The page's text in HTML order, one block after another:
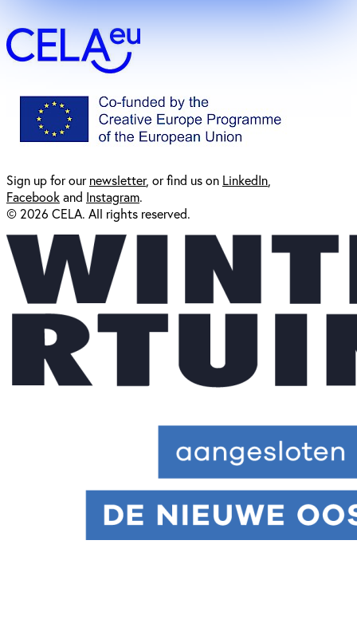
Sign up for ournewsletter, or find us on LinkedIn
Facebookand Instagram.
© 2026 CELA. All rights reserved.